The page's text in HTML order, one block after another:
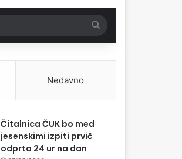
Nedavno
Čitalnica ČUK bo med
jesenskimi izpiti prvič
odprta 24 ur na dan